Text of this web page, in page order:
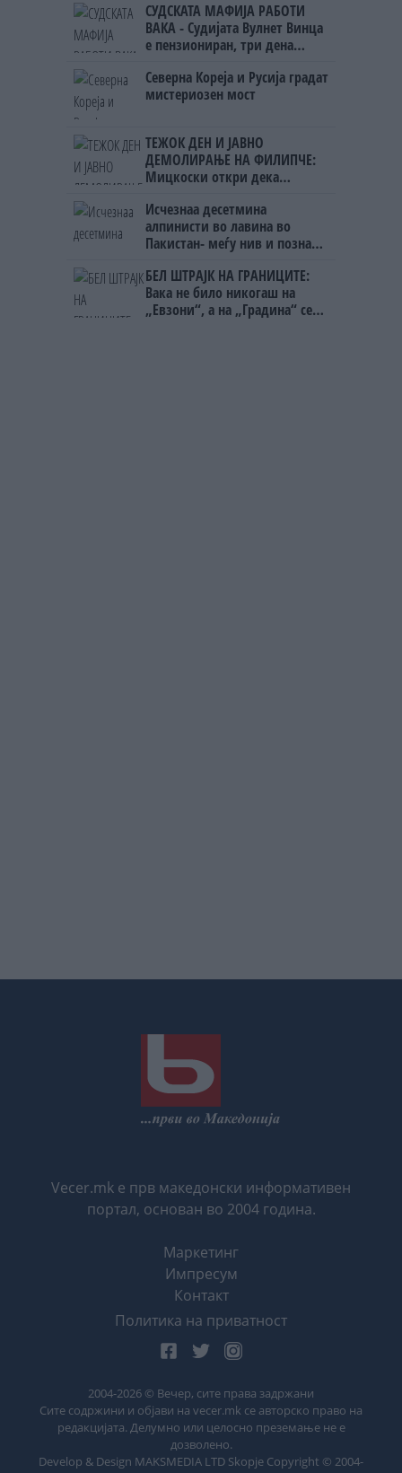
СУДСКАТА МАФИЈА РАБОТИ
ВАКА - Судијата Вулнет Винца
е пензиониран, три дена
на бизнисменот Марковски
Северна Кореја и Русија градат
мистериозен мост
ТЕЖОК ДЕН И ЈАВНО
ДЕМОЛИРАЊЕ НА ФИЛИПЧЕ:
Мицкоски откри дека
ништо, освен за кеш
Исчезнаа десетмина
алпинисти во лавина во
Пакистан- меѓу нив и познат
БЕЛ ШТРАЈК НА ГРАНИЦИТЕ:
Вака не било никогаш на
„Евзони“, а на „Градина“ се
Vecer.mk е прв македонски информативен
портал, основан во 2004 година.
Маркетинг
Импресум
Контакт
Политика на приватност
2004-2026 © Вечер, сите права задржани
Сите содржини и објави на vecer.mk се авторско право на
редакцијата. Делумно или целосно преземање не е
дозволено.
Develop & Design MAKSMEDIA LTD Skopje Copyright © 2004-